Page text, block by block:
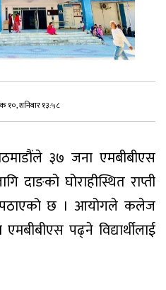
१०, शनिबार १३:५८
३७ जना एमबीबीएस
दाङको घोराहीस्थित राप्ती
पठाएको छ । आयोगले कलेज
एमबीबीएस पढ्ने विद्यार्थीलाई